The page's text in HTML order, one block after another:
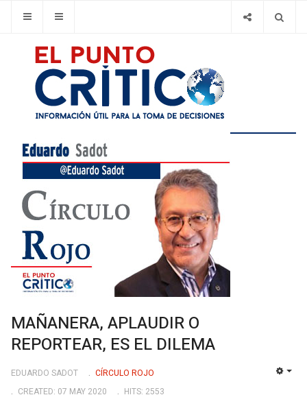
MAÑANERA, APLAUDIR O
REPORTEAR, ES EL DILEMA
EDUARDO SADOT
CÍRCULO ROJO
CREATED: 07 MAY 2020
HITS: 2553